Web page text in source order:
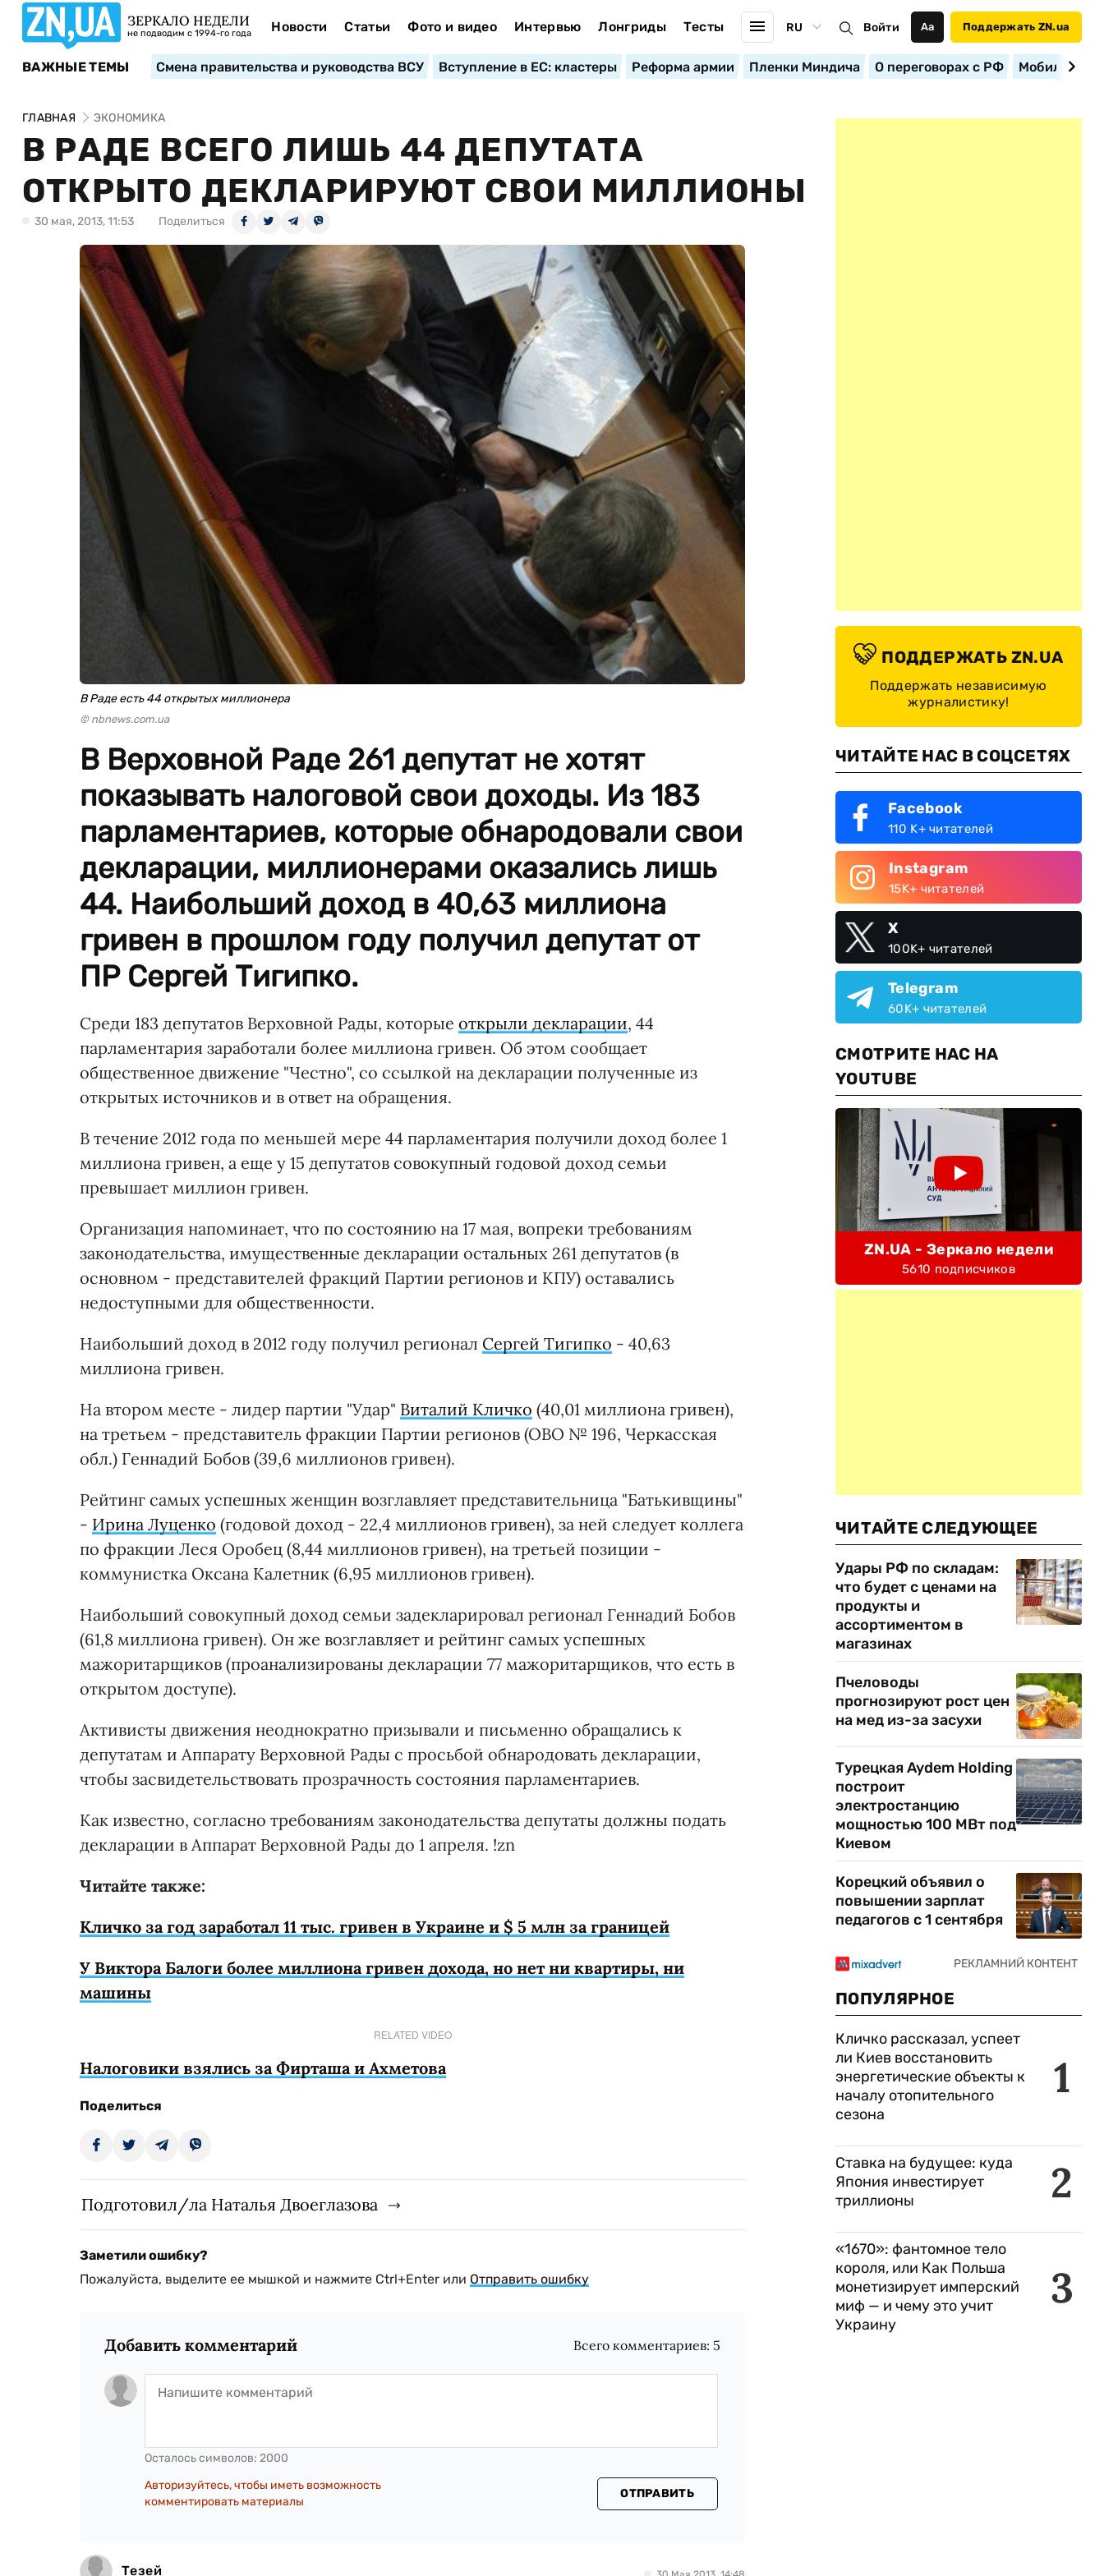
ЗЕРКАЛО НЕДЕЛИ
не подводим с 1994-го года Новости Статьи Фото и видео Интервью Лонгриды Тесты RU Войти Аа Поддержать ZN.ua
ВАЖНЫЕ ТЕМЫ Смена правительства и руководства ВСУ Вступление в ЕС: кластеры Реформа армии Пленки Миндича О переговорах с РФ
ГЛАВНАЯ ЭКОНОМИКА
В РАДЕ ВСЕГО ЛИШЬ 44 ДЕПУТАТА
ОТКРЫТО ДЕКЛАРИРУЮТ СВОИ МИЛЛИОНЫ
30 мая, 2013, 11:53 Поделиться
В Раде есть 44 открытых миллионера
© nbnews.com.ua
В Верховной Раде 261 депутат не хотят
показывать налоговой свои доходы. Из 183
парламентариев, которые обнародовали свои
декларации, миллионерами оказались лишь
44. Наибольший доход в 40,63 миллиона
гривен в прошлом году получил депутат от
ПР Сергей Тигипко.
Среди 183 депутатов Верховной Рады, которые открыли декларации, 44
парламентария заработали более миллиона гривен. Об этом сообщает
общественное движение "Честно", со ссылкой на декларации полученные из
открытых источников и в ответ на обращения.
В течение 2012 года по меньшей мере 44 парламентария получили доход более 1
миллиона гривен, а еще у 15 депутатов совокупный годовой доход семьи
превышает миллион гривен.
Организация напоминает, что по состоянию на 17 мая, вопреки требованиям
законодательства, имущественные декларации остальных 261 депутатов (в
основном - представителей фракций Партии регионов и КПУ) оставались
недоступными для общественности.
Наибольший доход в 2012 году получил регионал Сергей Тигипко - 40,63
миллиона гривен.
На втором месте - лидер партии "Удар" Виталий Кличко (40,01 миллиона гривен),
на третьем - представитель фракции Партии регионов (ОВО № 196, Черкасская
обл.) Геннадий Бобов (39,6 миллионов гривен).
Рейтинг самых успешных женщин возглавляет представительница "Батькивщины"
- Ирина Луценко (годовой доход - 22,4 миллионов гривен), за ней следует коллега
по фракции Леся Оробец (8,44 миллионов гривен), на третьей позиции -
коммунистка Оксана Калетник (6,95 миллионов гривен).
Наибольший совокупный доход семьи задекларировал регионал Геннадий Бобов
(61,8 миллиона гривен). Он же возглавляет и рейтинг самых успешных
мажоритарщиков (проанализированы декларации 77 мажоритарщиков, что есть в
открытом доступе).
Активисты движения неоднократно призывали и письменно обращались к
депутатам и Аппарату Верховной Рады с просьбой обнародовать декларации,
чтобы засвидетельствовать прозрачность состояния парламентариев.
Как известно, согласно требованиям законодательства депутаты должны подать
декларации в Аппарат Верховной Рады до 1 апреля. !zn
Читайте также:
Кличко за год заработал 11 тыс. гривен в Украине и $ 5 млн за границей
У Виктора Балоги более миллиона гривен дохода, но нет ни квартиры, ни
машины
RELATED VIDEO
Налоговики взялись за Фирташа и Ахметова
Поделиться
Подготовил/ла Наталья Двоеглазова
Заметили ошибку?
Пожалуйста, выделите ее мышкой и нажмите Ctrl+Enter или Отправить ошибку
Добавить комментарий Всего комментариев: 5
Осталось символов: 2000
Авторизуйтесь, чтобы иметь возможность
комментировать материалы
ОТПРАВИТЬ
Тезей
ПОДДЕРЖАТЬ ZN.UA
Поддержать независимую
журналистику!
ЧИТАЙТЕ НАС В СОЦСЕТЯХ
Facebook
110 K+ читателей
Instagram
15K+ читателей
X
100K+ читателей
Telegram
60K+ читателей
СМОТРИТЕ НАС НА
YOUTUBE
ZN.UA - Зеркало недели
5610 подписчиков
ЧИТАЙТЕ СЛЕДУЮЩЕЕ
Удары РФ по складам:
что будет с ценами на
продукты и
ассортиментом в
магазинах
Пчеловоды
прогнозируют рост цен
на мед из-за засухи
Турецкая Aydem Holding
построит
электростанцию
мощностью 100 МВт под
Киевом
Корецкий объявил о
повышении зарплат
педагогов с 1 сентября
ПОПУЛЯРНОЕ
1
Кличко рассказал, успеет
ли Киев восстановить
энергетические объекты к
началу отопительного
сезона
2
Ставка на будущее: куда
Япония инвестирует
триллионы
3
«1670»: фантомное тело
короля, или Как Польша
монетизирует имперский
миф — и чему это учит
Украину